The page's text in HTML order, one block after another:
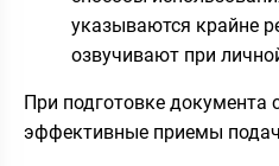
указываются крайне
озвучивают при
При подготовке документа
эффективные приемы